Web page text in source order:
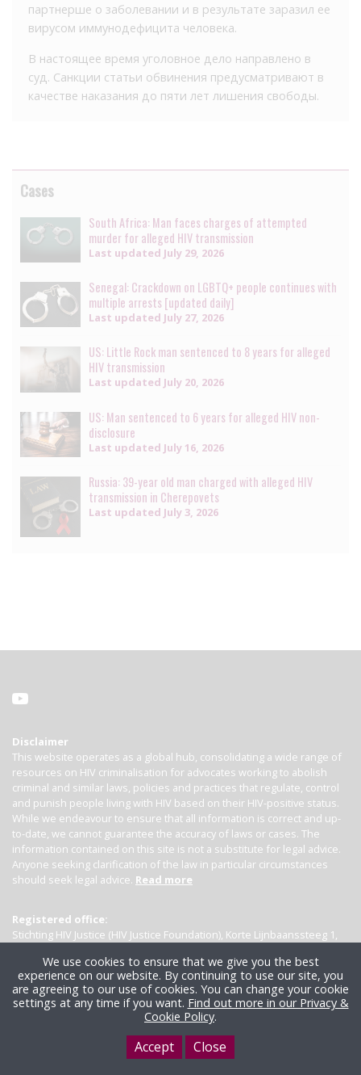
партнерше о заболевании и в результате заразил ее
вирусом иммунодефицита человека.
В настоящее время уголовное дело направлено в
суд. Санкции статьи обвинения предусматривают в
качестве наказания до пяти лет лишения свободы.
Cases
South Africa: Man faces charges of attempted
murder for alleged HIV transmission
Last updated July 29, 2026
Senegal: Crackdown on LGBTQ+ people continues with
multiple arrests [updated daily]
Last updated July 27, 2026
US: Little Rock man sentenced to 8 years for alleged
HIV transmission
Last updated July 20, 2026
US: Man sentenced to 6 years for alleged HIV non-
disclosure
Last updated July 16, 2026
Russia: 39-year old man charged with alleged HIV
transmission in Cherepovets
Last updated July 3, 2026
Disclaimer
This website operates as a global hub, consolidating a wide range of
resources on HIV criminalisation for advocates working to abolish
criminal and similar laws, policies and practices that regulate, control
and punish people living with HIV based on their HIV-positive status.
While we endeavour to ensure that all information is correct and up-
to-date, we cannot guarantee the accuracy of laws or cases. The
information contained on this site is not a substitute for legal advice.
Anyone seeking clarification of the law in particular circumstances
should seek legal advice. Read more
Registered office:
Stichting HIV Justice (HIV Justice Foundation), Korte Lijnbaanssteeg 1,
We use cookies to ensure that we give you the best
experience on our website. By continuing to use our site, you
are agreeing to our use of cookies. You can change your cookie
settings at any time if you want. Find out more in our Privacy &
Cookie Policy.
Accept Close